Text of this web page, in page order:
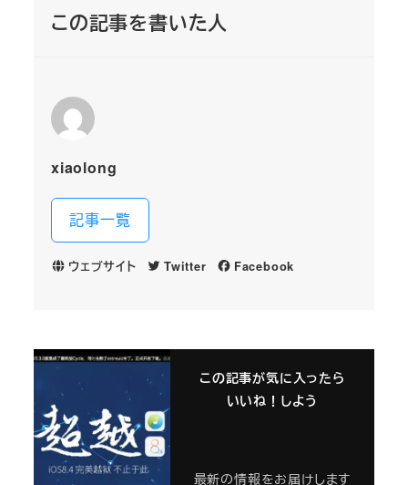
この記事を書いた人
xiaolong
記事一覧
ウェブサイト Twitter Facebook
この記事が気に入ったら
いいね！しよう
最新の情報をお届けします